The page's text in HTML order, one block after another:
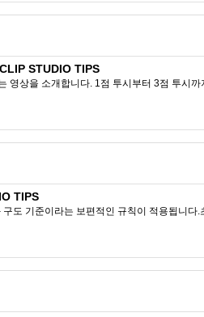
STUDIO TIPS
상을 소개합니다. 1점 투시부터 3점 투시
TIPS
도 기준이라는 보편적인 규칙이 적용됩니다